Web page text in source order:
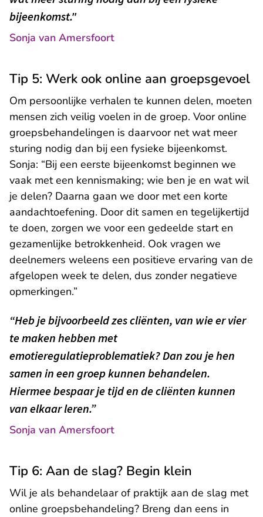
bijeenkomst."
Sonja van Amersfoort
Tip 5: Werk ook online aan groepsgevoel
Om persoonlijke verhalen te kunnen delen, moeten
mensen zich veilig voelen in de groep. Voor online
groepsbehandelingen is daarvoor net wat meer
sturing nodig dan bij een fysieke bijeenkomst.
Sonja: “Bij een eerste bijeenkomst beginnen we
vaak met een kennismaking; wie ben je en wat wil
je delen? Daarna gaan we door met een korte
aandachtoefening. Door dit samen en tegelijkertijd
te doen, zorgen we voor een gedeelde start en
gezamenlijke betrokkenheid. Ook vragen we
deelnemers weleens een positieve ervaring van de
afgelopen week te delen, dus zonder negatieve
opmerkingen.”
“Heb je bijvoorbeeld zes cliënten, van wie er vier
te maken hebben met
emotieregulatieproblematiek? Dan zou je hen
samen in een groep kunnen behandelen.
Hiermee bespaar je tijd en de cliënten kunnen
van elkaar leren.”
Sonja van Amersfoort
Tip 6: Aan de slag? Begin klein
Wil je als behandelaar of praktijk aan de slag met
online groepsbehandeling? Breng dan eens in